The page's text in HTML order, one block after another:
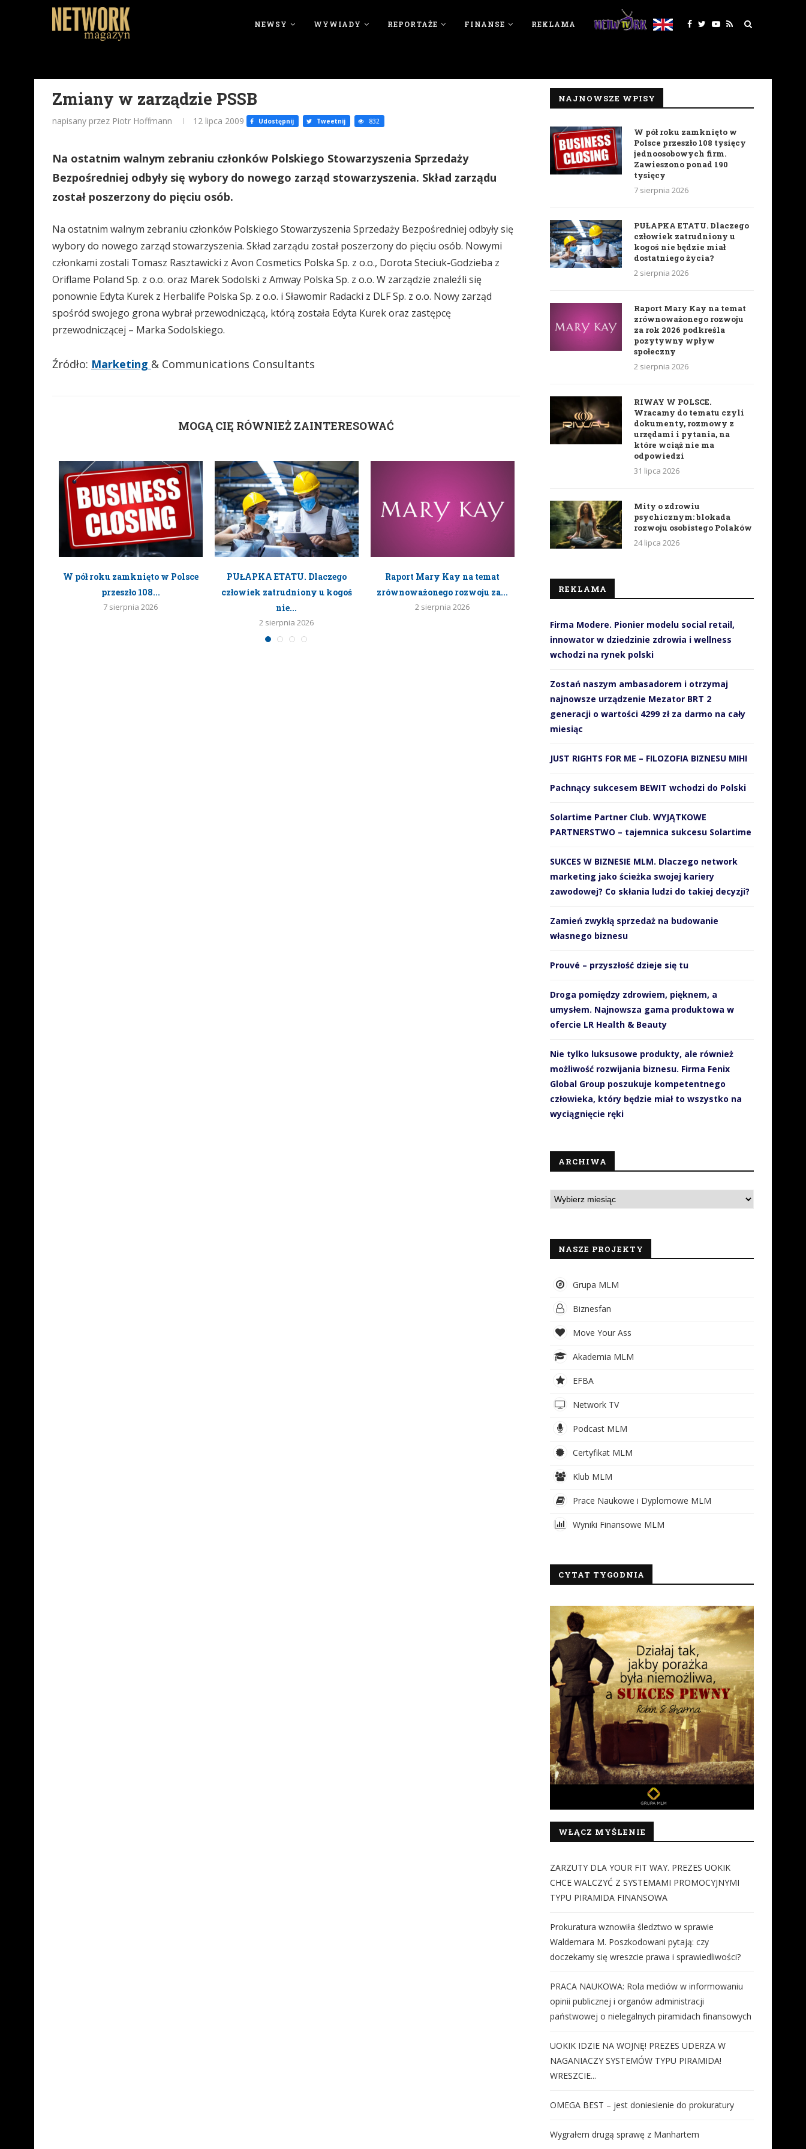
NEWSY WYWIADY REPORTAŻE FINANSE REKLAMA
Zmiany w zarządzie PSSB
napisany przez Piotr Hoffmann 12 lipca 2009 Udostępnij Tweetnij 832
Na ostatnim walnym zebraniu członków Polskiego Stowarzyszenia Sprzedaży
Bezpośredniej odbyły się wybory do nowego zarząd stowarzyszenia. Skład zarządu
został poszerzony do pięciu osób.
Na ostatnim walnym zebraniu członków Polskiego Stowarzyszenia Sprzedaży Bezpośredniej odbyły się
wybory do nowego zarząd stowarzyszenia. Skład zarządu został poszerzony do pięciu osób. Nowymi
członkami zostali Tomasz Rasztawicki z Avon Cosmetics Polska Sp. z o.o., Dorota Steciuk-Godzieba z
Oriflame Poland Sp. z o.o. oraz Marek Sodolski z Amway Polska Sp. z o.o. W zarządzie znaleźli się
ponownie Edyta Kurek z Herbalife Polska Sp. z o.o. i Sławomir Radacki z DLF Sp. z o.o. Nowy zarząd
spośród swojego grona wybrał przewodniczącą, którą została Edyta Kurek oraz zastępcę
przewodniczącej – Marka Sodolskiego.
Źródło: Marketing & Communications Consultants
MOGĄ CIĘ RÓWNIEŻ ZAINTERESOWAĆ
W pół roku zamknięto w Polsce
przeszło 108...
7 sierpnia 2026
PUŁAPKA ETATU. Dlaczego
człowiek zatrudniony u kogoś
nie...
2 sierpnia 2026
Raport Mary Kay na temat
zrównoważonego rozwoju za...
2 sierpnia 2026
RIWAY W POLSCE. Wracamy do
tematu czyli dokumenty,...
24 lipca 2026
NAJNOWSZE WPISY
W pół roku zamknięto w
Polsce przeszło 108 tysięcy
jednoosobowych firm.
Zawieszono ponad 190
tysięcy
7 sierpnia 2026
PUŁAPKA ETATU. Dlaczego
człowiek zatrudniony u
kogoś nie będzie miał
dostatniego życia?
2 sierpnia 2026
Raport Mary Kay na temat
zrównoważonego rozwoju
za rok 2026 podkreśla
pozytywny wpływ
społeczny
2 sierpnia 2026
RIWAY W POLSCE.
Wracamy do tematu czyli
dokumenty, rozmowy z
urzędami i pytania, na
które wciąż nie ma
odpowiedzi
31 lipca 2026
Mity o zdrowiu
psychicznym: blokada
rozwoju osobistego Polaków
24 lipca 2026
REKLAMA
Firma Modere. Pionier modelu social retail,
innowator w dziedzinie zdrowia i wellness
wchodzi na rynek polski
Zostań naszym ambasadorem i otrzymaj
najnowsze urządzenie Mezator BRT 2
generacji o wartości 4299 zł za darmo na cały
miesiąc
JUST RIGHTS FOR ME – FILOZOFIA BIZNESU MIHI
Pachnący sukcesem BEWIT wchodzi do Polski
Solartime Partner Club. WYJĄTKOWE
PARTNERSTWO – tajemnica sukcesu Solartime
SUKCES W BIZNESIE MLM. Dlaczego network
marketing jako ścieżka swojej kariery
zawodowej? Co skłania ludzi do takiej decyzji?
Zamień zwykłą sprzedaż na budowanie
własnego biznesu
Prouvé – przyszłość dzieje się tu
Droga pomiędzy zdrowiem, pięknem, a
umysłem. Najnowsza gama produktowa w
ofercie LR Health & Beauty
Nie tylko luksusowe produkty, ale również
możliwość rozwijania biznesu. Firma Fenix
Global Group poszukuje kompetentnego
człowieka, który będzie miał to wszystko na
wyciągnięcie ręki
ARCHIWA
NASZE PROJEKTY
Grupa MLM
Biznesfan
Move Your Ass
Akademia MLM
EFBA
Network TV
Podcast MLM
Certyfikat MLM
Klub MLM
Prace Naukowe i Dyplomowe MLM
Wyniki Finansowe MLM
CYTAT TYGODNIA
WŁĄCZ MYŚLENIE
ZARZUTY DLA YOUR FIT WAY. PREZES UOKIK
CHCE WALCZYĆ Z SYSTEMAMI PROMOCYJNYMI
TYPU PIRAMIDA FINANSOWA
Prokuratura wznowiła śledztwo w sprawie
Waldemara M. Poszkodowani pytają: czy
doczekamy się wreszcie prawa i sprawiedliwości?
PRACA NAUKOWA: Rola mediów w informowaniu
opinii publicznej i organów administracji
państwowej o nielegalnych piramidach finansowych
UOKIK IDZIE NA WOJNĘ! PREZES UDERZA W
NAGANIACZY SYSTEMÓW TYPU PIRAMIDA!
WRESZCIE...
OMEGA BEST – jest doniesienie do prokuratury
Wygrałem drugą sprawę z Manhartem